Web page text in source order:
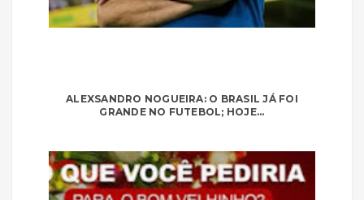
ALEXSANDRO NOGUEIRA: O BRASIL JÁ FOI
GRANDE NO FUTEBOL; HOJE...